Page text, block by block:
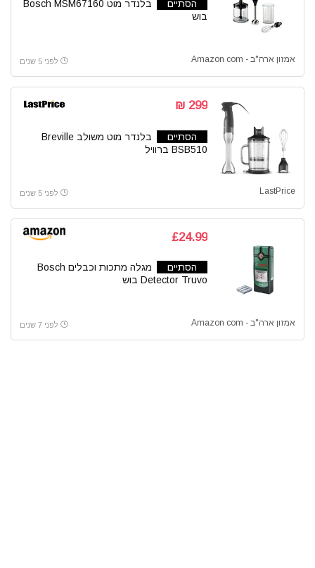
הסתיים
בלנדר מוט Bosch MSM67160
בוש
אמזון ארה"ב - Amazon com לפני 5 שנים
299 ₪
הסתיים
בלנדר מוט משולב Breville
BSB510 ברוויל
LastPrice לפני 5 שנים
£24.99
הסתיים
מגלה מתכות וכבלים Bosch
Detector Truvo בוש
אמזון ארה"ב - Amazon com לפני 7 שנים